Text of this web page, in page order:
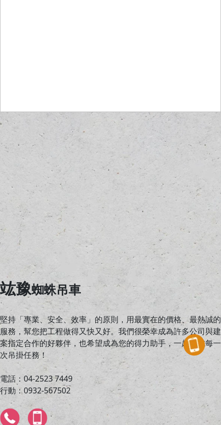
竑豫蜘蛛吊車
堅持「專業、安全、效率」的原則，用最實在的價格、最熱誠的
服務，幫您把工程做得又快又好。我們很榮幸成為許多公司與建
案指定合作的好夥伴，也希望成為您的得力助手，一起完成每一
次吊掛任務！
電話：04-2523 7449
行動：0932-567502